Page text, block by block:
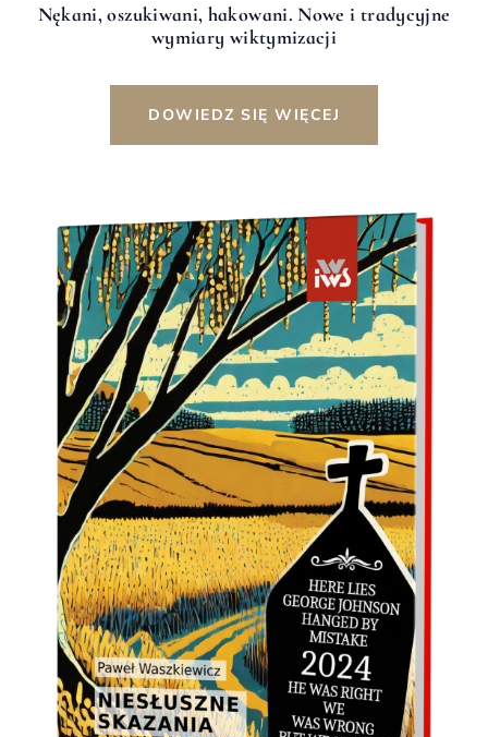
Nękani, oszukiwani, hakowani. Nowe i tradycyjne
wymiary wiktymizacji
DOWIEDZ SIĘ WIĘCEJ